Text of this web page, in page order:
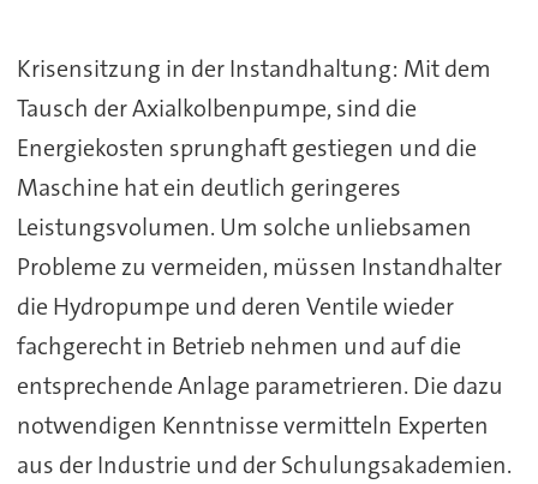
Krisensitzung in der Instandhaltung: Mit dem
Tausch der Axialkolbenpumpe, sind die
Energiekosten sprunghaft gestiegen und die
Maschine hat ein deutlich geringeres
Leistungsvolumen. Um solche unliebsamen
Probleme zu vermeiden, müssen Instandhalter
die Hydropumpe und deren Ventile wieder
fachgerecht in Betrieb nehmen und auf die
entsprechende Anlage parametrieren. Die dazu
notwendigen Kenntnisse vermitteln Experten
aus der Industrie und der Schulungsakademien.